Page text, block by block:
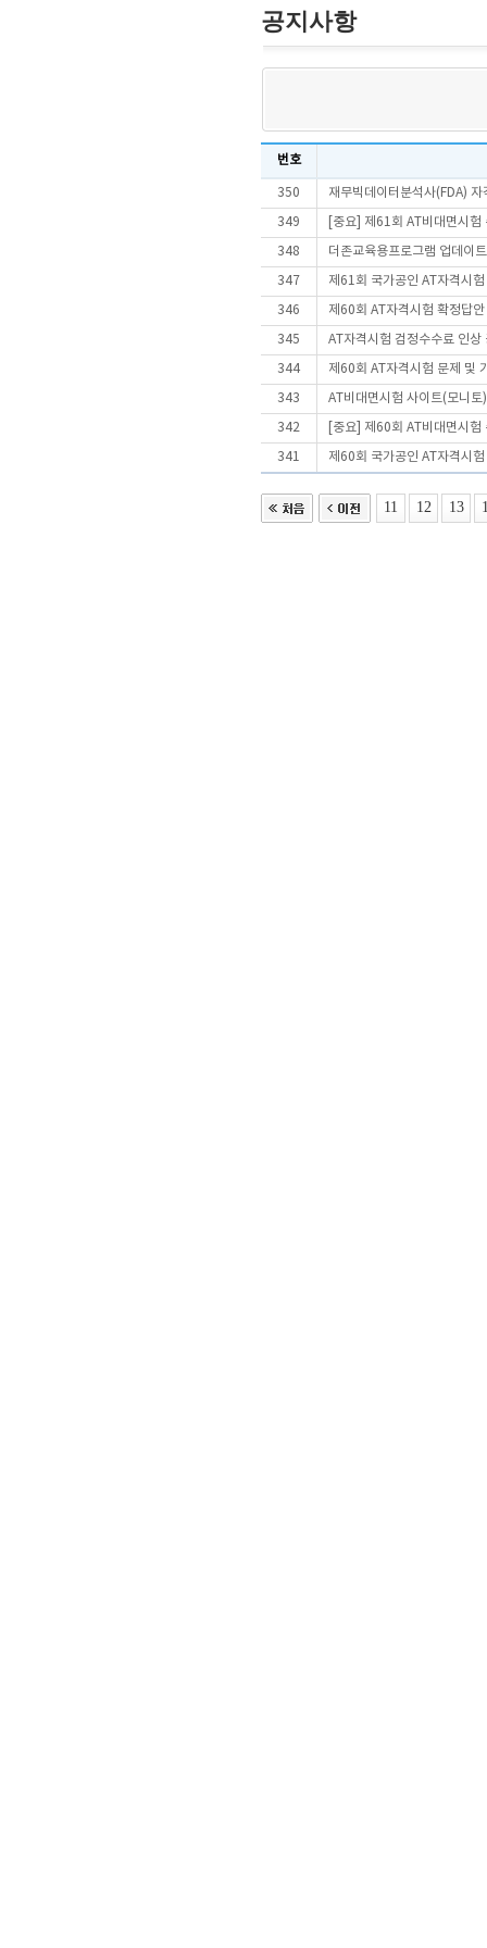
공지사항
번호
350 재무빅데이터분석사(FDA)
349 [중요] 제61회 AT비대면시험
348 더존교육용프로그램 업데이
347 제61회 국가공인 AT자격시
346 제60회 AT자격시험 확정답
345 AT자격시험 검정수수료 인상
344 제60회 AT자격시험 문제 및
343 AT비대면시험 사이트(모니토
342 [중요] 제60회 AT비대면시험
341 제60회 국가공인 AT자격시
11 12 13